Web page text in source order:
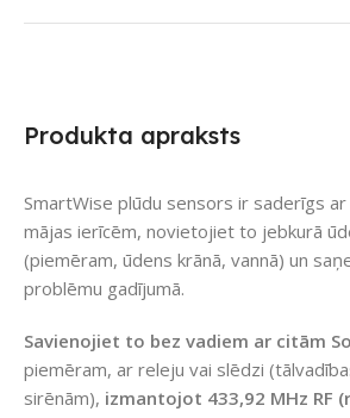
Produkta apraksts
SmartWise plūdu sensors ir saderīgs
mājas ierīcēm, novietojiet to jebkurā
(piemēram, ūdens krānā, vannā) un
problēmu gadījumā.
Savienojiet to bez vadiem ar citām
piemēram, ar releju vai slēdzi
sirēnām), izmantojot 433,92 MHz RF